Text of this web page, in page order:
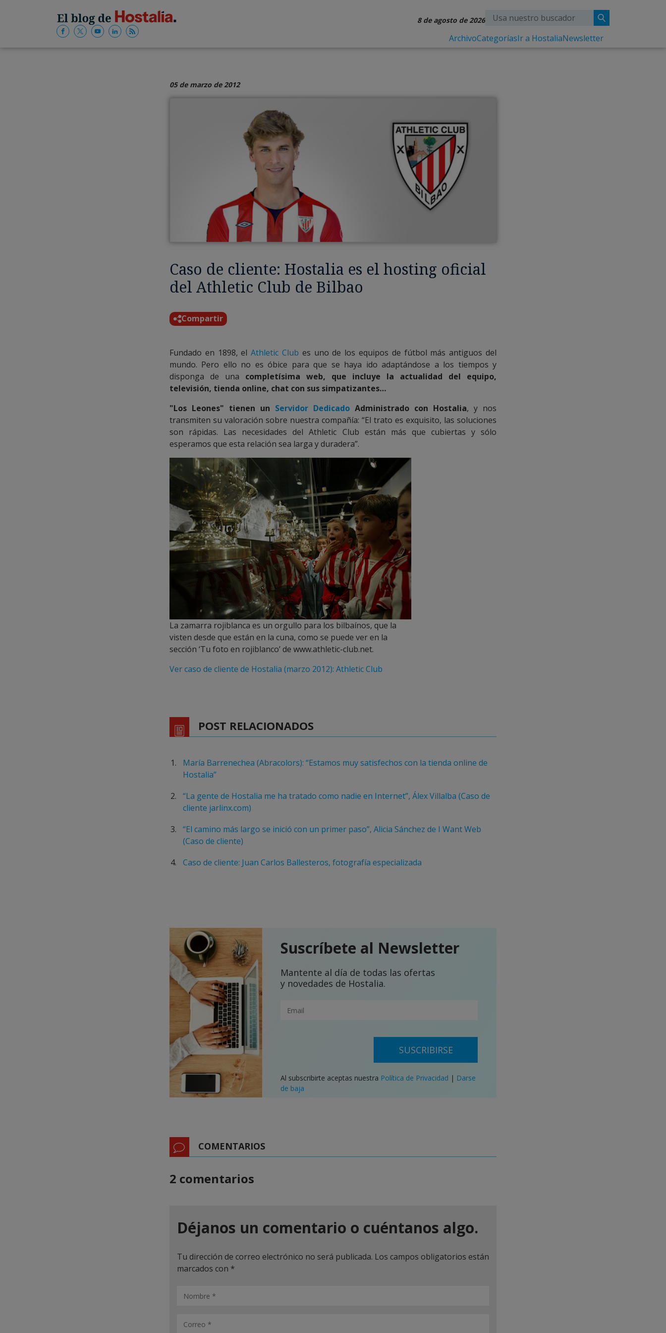
8 de agosto de 2026
ArchivoCategoríasIr a HostaliaNewsletter
05 de marzo de 2012
Caso de cliente: Hostalia es el hosting oficial
del Athletic Club de Bilbao
Compartir
Fundado en 1898, elAthletic Club es uno de los equipos de fútbol más antiguos del
mundo. Pero ello no es óbice para que se haya ido adaptándose a los tiempos y
disponga de una completísima web, que incluye la actualidad del equipo,
televisión, tienda online, chat con sus simpatizantes…
"Los Leones" tienen un Servidor Dedicado Administrado con Hostalia, y nos
transmiten su valoración sobre nuestra compañía: “El trato es exquisito, las soluciones
son rápidas. Las necesidades del Athletic Club están más que cubiertas y sólo
esperamos que esta relación sea larga y duradera”.
La zamarra rojiblanca es un orgullo para los bilbaínos, que la
visten desde que están en la cuna, como se puede ver en la
sección ‘Tu foto en rojiblanco’ de www.athletic-club.net.
Ver caso de cliente de Hostalia (marzo 2012): Athletic Club
POST RELACIONADOS
María Barrenechea (Abracolors): “Estamos muy satisfechos con la tienda online de
Hostalia”
“La gente de Hostalia me ha tratado como nadie en Internet”, Álex Villalba (Caso de
cliente jarlinx.com)
“El camino más largo se inició con un primer paso”, Alicia Sánchez de I Want Web
(Caso de cliente)
Caso de cliente: Juan Carlos Ballesteros, fotografía especializada
Suscríbete al Newsletter
Mantente al día de todas las ofertas
y novedades de Hostalia.
SUSCRIBIRSE
Al subscribirte aceptas nuestra Política de Privacidad | Darse
de baja
COMENTARIOS
2 comentarios
Déjanos un comentario o cuéntanos algo.
Tu dirección de correo electrónico no será publicada. Los campos obligatorios están
marcados con *